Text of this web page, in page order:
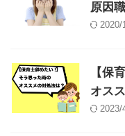
原因
2020/
【保
オス
2023/